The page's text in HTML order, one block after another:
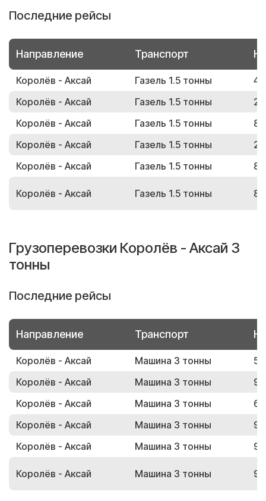
Последние рейсы
Направление Транспорт
Королёв - Аксай Газель 1.5 тонны
Королёв - Аксай
Газель 1.5 тонны
Королёв - Аксай
Газель 1.5 тонны
Королёв - Аксай
Газель 1.5 тонны
Королёв - Аксай
Газель 1.5 тонны
Королёв - Аксай Газель 1.5 тонны
Грузоперевозки Королёв - Аксай 3
тонны
Последние рейсы
Направление Транспорт
Королёв - Аксай Машина 3 тонны
Королёв - Аксай
Машина 3 тонны
Королёв - Аксай
Машина 3 тонны
Королёв - Аксай
Машина 3 тонны
Королёв - Аксай
Машина 3 тонны
Королёв - Аксай Машина 3 тонны